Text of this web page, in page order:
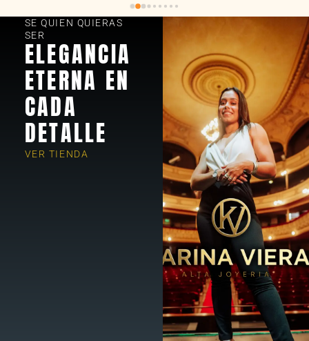
SE QUIEN QUIERAS
SER
ELEGANCIA
ETERNA EN
CADA
DETALLE
VER TIENDA